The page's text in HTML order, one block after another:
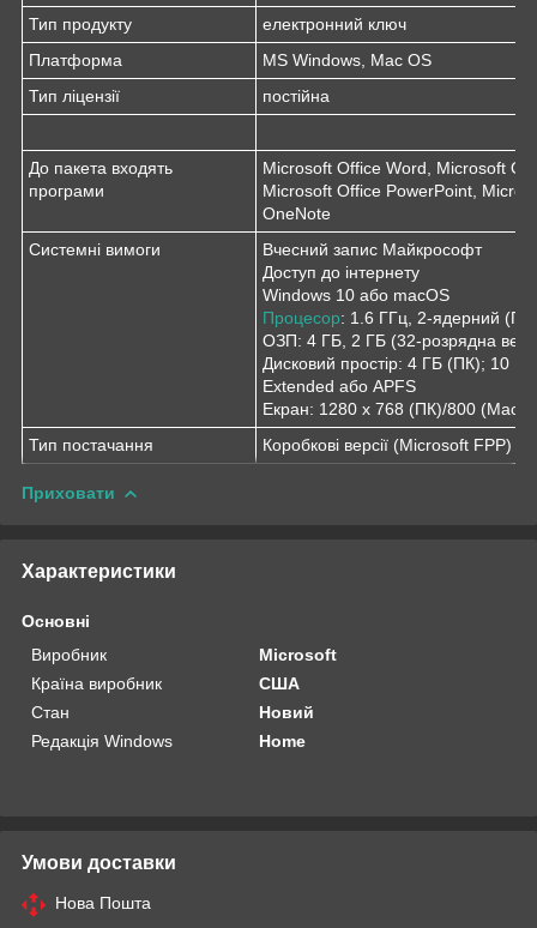
Тип продукту
електронний ключ
Платформа
MS Windows, Mac OS
Тип ліцензії
постійна
До пакета входять
програми
Microsoft Office Word, Microsoft
Microsoft Office PowerPoint,
OneNote
Системні вимоги
Вчесний запис Майкрософт
Доступ до інтернету
Windows 10 або macOS
Процесор: 1.6 ГГц, 2-ядерний
ОЗП: 4 ГБ, 2 ГБ (32-розрядна
Дисковий простір: 4 ГБ (ПК); 10
Extended або APFS
Екран: 1280 x 768 (ПК)/800 (Mac)
Тип постачання
Коробкові версії (Microsoft FPP)
Приховати
Характеристики
Основні
Виробник
Microsoft
Країна виробник
США
Стан
Новий
Редакція Windows
Home
Умови доставки
Нова Пошта